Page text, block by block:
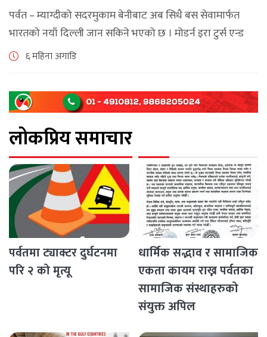
पर्वत – म्याग्दीको सदरमुकाम बेनीबाट अब सिधै बस सेवामार्फत
भारतको नयाँ दिल्ली जान सकिने भएको छ । मोडर्न इरा टुर्स एन्ड
ट्राभल्स र सृष्टि यातायात प्रालिले भोली (माघ २१) देखि [...]
६ महिना अगाडि
लोकप्रिय समाचार
पर्वतमा ट्याक्टर दुर्घटनमा
परि २ को मृत्यू
धार्मिक सद्भाव र सामाजिक
एकता कायम राख्न पर्वतका
सामाजिक संस्थाहरुको
संयुक्त अपिल